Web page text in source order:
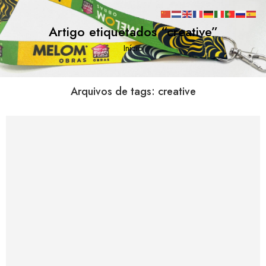
Artigo etiquetados “creative”
Início
Arquivos de tags: creative